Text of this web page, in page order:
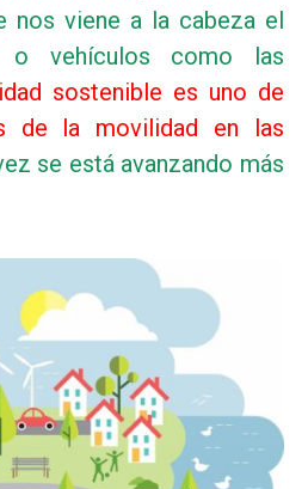
nos viene a la cabeza el
o vehículos como las
sostenible es uno de
de la movilidad en las
se está avanzando más